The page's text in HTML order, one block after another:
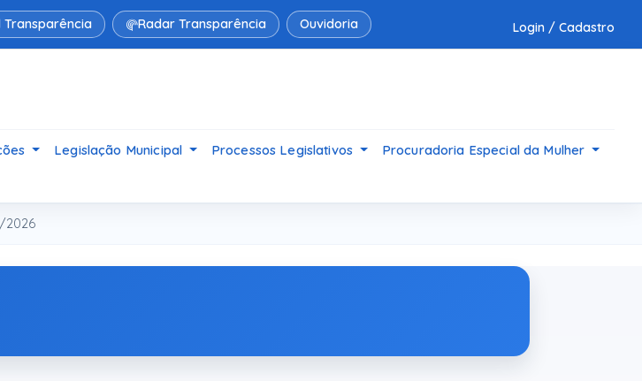
Transparência Radar Transparência Ouvidoria Login / Cadastro
Legislação Municipal Processos Legislativos
Procuradoria Especial da Mulher
2026